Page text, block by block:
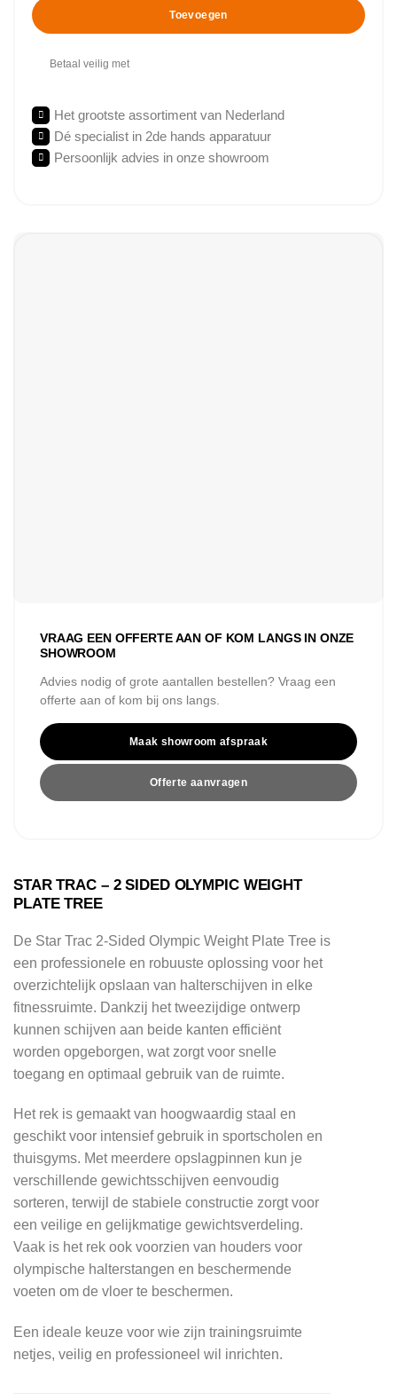
Toevoegen
Betaal veilig met
Het grootste assortiment van Nederland
Dé specialist in 2de hands apparatuur
Persoonlijk advies in onze showroom
VRAAG EEN OFFERTE AAN OF KOM LANGS IN ONZE
SHOWROOM
Advies nodig of grote aantallen bestellen? Vraag een
offerte aan of kom bij ons langs.
Maak showroom afspraak
Offerte aanvragen
STAR TRAC – 2 SIDED OLYMPIC WEIGHT
PLATE TREE
De Star Trac 2-Sided Olympic Weight Plate Tree is
een professionele en robuuste oplossing voor het
overzichtelijk opslaan van halterschijven in elke
fitnessruimte. Dankzij het tweezijdige ontwerp
kunnen schijven aan beide kanten efficiënt
worden opgeborgen, wat zorgt voor snelle
toegang en optimaal gebruik van de ruimte.
Het rek is gemaakt van hoogwaardig staal en
geschikt voor intensief gebruik in sportscholen en
thuisgyms. Met meerdere opslagpinnen kun je
verschillende gewichtsschijven eenvoudig
sorteren, terwijl de stabiele constructie zorgt voor
een veilige en gelijkmatige gewichtsverdeling.
Vaak is het rek ook voorzien van houders voor
olympische halterstangen en beschermende
voeten om de vloer te beschermen.
Een ideale keuze voor wie zijn trainingsruimte
netjes, veilig en professioneel wil inrichten.